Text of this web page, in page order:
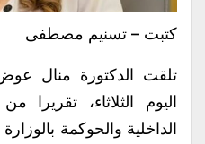
كتبت – تسنيم مصطفى
تلقت الدكتورة منال
اليوم الثلاثاء، تقريرا
الداخلية والحوكمة